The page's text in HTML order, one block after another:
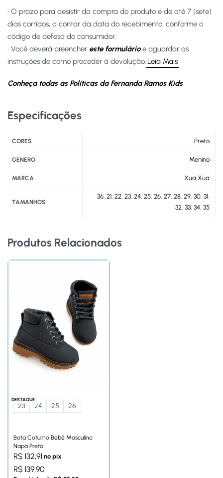
• O prazo para desistir da compra do produto é de até 7 (sete)
dias corridos, a contar da data do recebimento, conforme o
código de defesa do consumidor.
• Você deverá preencher este formulárioe aguardar as
instruções de como proceder à devolução. Leia Mais
Conheça todas as Políticas da Fernanda Ramos Kids
Especificações
CORES Preto
GENERO Menino
MARCA Xua Xua
TAMANHOS
36, 21, 22, 23, 24, 25, 26, 27, 28, 29, 30, 31,
32, 33, 34, 35
Produtos Relacionados
DESTAQUE
23 24 25 26
Bota Coturno Bebê Masculino
Napa Preto
R$ 132,91 no pix
R$ 139,90